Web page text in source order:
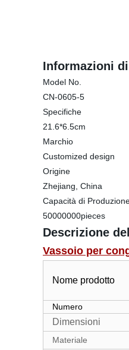
Informazioni
Model No.
CN-0605-5
Specifiche
21.6*6.5cm
Marchio
Customized design
Origine
Zhejiang, China
Capacità di
50000000pieces
Descrizione
Vassoio per
Nome prodotto
Numero
Dimensioni
Materiale